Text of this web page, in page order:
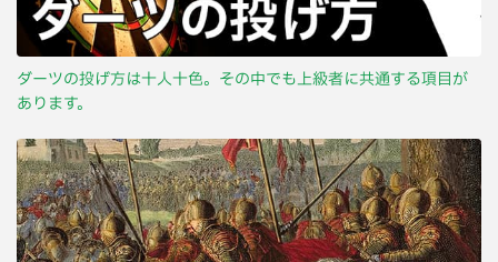
ダーツの投げ方は十人十色。その中でも上級者に共通する項目が
あります。